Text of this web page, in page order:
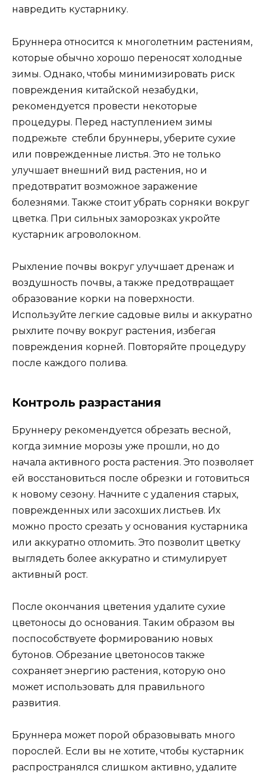
навредить кустарнику.
Бруннера относится к многолетним растениям,
которые обычно хорошо переносят холодные
зимы. Однако, чтобы минимизировать риск
повреждения китайской незабудки,
рекомендуется провести некоторые
процедуры. Перед наступлением зимы
подрежьте стебли бруннеры, уберите сухие
или поврежденные листья. Это не только
улучшает внешний вид растения, но и
предотвратит возможное заражение
болезнями. Также стоит убрать сорняки вокруг
цветка. При сильных заморозках укройте
кустарник агроволокном.
Рыхление почвы вокруг улучшает дренаж и
воздушность почвы, а также предотвращает
образование корки на поверхности.
Используйте легкие садовые вилы и аккуратно
рыхлите почву вокруг растения, избегая
повреждения корней. Повторяйте процедуру
после каждого полива.
Контроль разрастания
Бруннеру рекомендуется обрезать весной,
когда зимние морозы уже прошли, но до
начала активного роста растения. Это позволяет
ей восстановиться после обрезки и готовиться
к новому сезону. Начните с удаления старых,
поврежденных или засохших листьев. Их
можно просто срезать у основания кустарника
или аккуратно отломить. Это позволит цветку
выглядеть более аккуратно и стимулирует
активный рост.
После окончания цветения удалите сухие
цветоносы до основания. Таким образом вы
поспособствуете формированию новых
бутонов. Обрезание цветоносов также
сохраняет энергию растения, которую оно
может использовать для правильного
развития.
Бруннера может порой образовывать много
порослей. Если вы не хотите, чтобы кустарник
распространялся слишком активно, удалите